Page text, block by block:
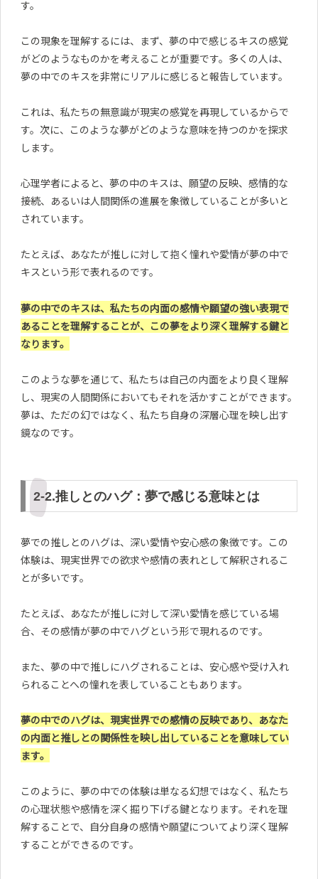
す。
この現象を理解するには、まず、夢の中で感じるキスの感覚
がどのようなものかを考えることが重要です。多くの人は、
夢の中でのキスを非常にリアルに感じると報告しています。
これは、私たちの無意識が現実の感覚を再現しているからで
す。次に、このような夢がどのような意味を持つのかを探求
します。
心理学者によると、夢の中のキスは、願望の反映、感情的な
接続、あるいは人間関係の進展を象徴していることが多いと
されています。
たとえば、あなたが推しに対して抱く憧れや愛情が夢の中で
キスという形で表れるのです。
夢の中でのキスは、私たちの内面の感情や願望の強い表現で
あることを理解することが、この夢をより深く理解する鍵と
なります。
このような夢を通じて、私たちは自己の内面をより良く理解
し、現実の人間関係においてもそれを活かすことができます。
夢は、ただの幻ではなく、私たち自身の深層心理を映し出す
鏡なのです。
2-2.推しとのハグ：夢で感じる意味とは
夢での推しとのハグは、深い愛情や安心感の象徴です。この
体験は、現実世界での欲求や感情の表れとして解釈されるこ
とが多いです。
たとえば、あなたが推しに対して深い愛情を感じている場
合、その感情が夢の中でハグという形で現れるのです。
また、夢の中で推しにハグされることは、安心感や受け入れ
られることへの憧れを表していることもあります。
夢の中でのハグは、現実世界での感情の反映であり、あなた
の内面と推しとの関係性を映し出していることを意味してい
ます。
このように、夢の中での体験は単なる幻想ではなく、私たち
の心理状態や感情を深く掘り下げる鍵となります。それを理
解することで、自分自身の感情や願望についてより深く理解
することができるのです。